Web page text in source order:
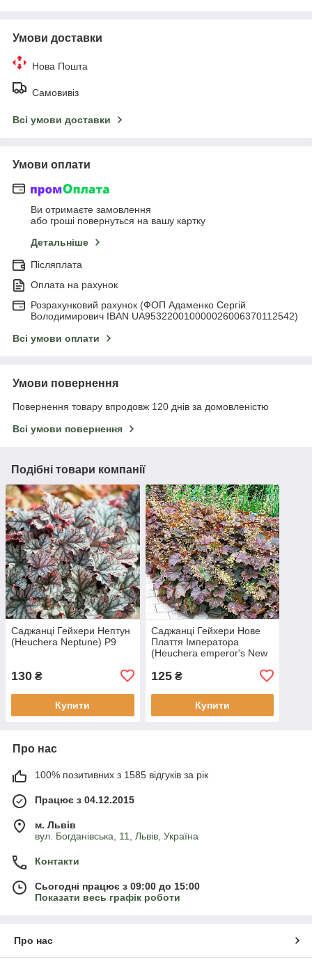
Умови доставки
Нова Пошта
Самовивіз
Всі умови доставки
Умови оплати
Ви отримаєте замовлення
або гроші повернуться на вашу картку
Детальніше
Післяплата
Оплата на рахунок
Розрахунковий рахунок (ФОП Адаменко Сергій
Володимирович IBAN UA953220010000026006370112542)
Всі умови оплати
Умови повернення
Повернення товару впродовж 120 днів за домовленістю
Всі умови повернення
Подібні товари компанії
Саджанці Гейхери Нептун
(Heuchera Neptune) P9
130 ₴
Купити
Саджанці Гейхери Нове
Плаття Імператора
(Heuchera emperor's New
125₴
Купити
Про нас
100% позитивних з 1585 відгуків за рік
Працює з 04.12.2015
м. Львів
вул. Богданівська, 11, Львів, Україна
Контакти
Сьогодні працює з 09:00 до 15:00
Показати весь графік роботи
Про нас